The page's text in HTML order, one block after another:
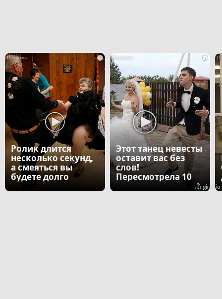
i
Ролик длится
несколько секунд,
а смеяться вы
будете долго
i
Этот танец невесты
оставит вас без
слов!
Пересмотрела 10